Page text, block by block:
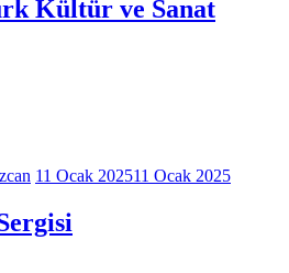
Kültür ve Sanat
11 Ocak 202511 Ocak 2025